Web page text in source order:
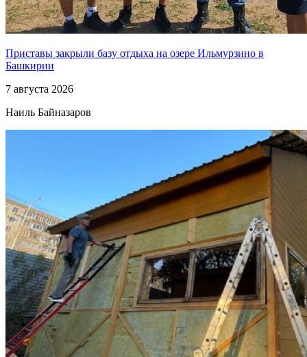
Приставы закрыли базу отдыха на озере Ильмурзино в
Башкирии
7 августа 2026
Наиль Байназаров